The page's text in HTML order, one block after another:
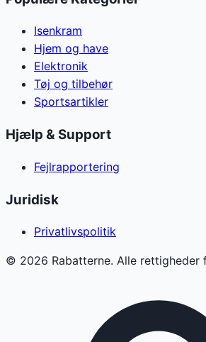
Isenkram
Hjem og have
Elektronik
Tøj og tilbehør
Sportsartikler
Hjælp & Support
Fejlrapportering
Juridisk
Privatlivspolitik
© 2026 Rabatterne. Alle rettigheder